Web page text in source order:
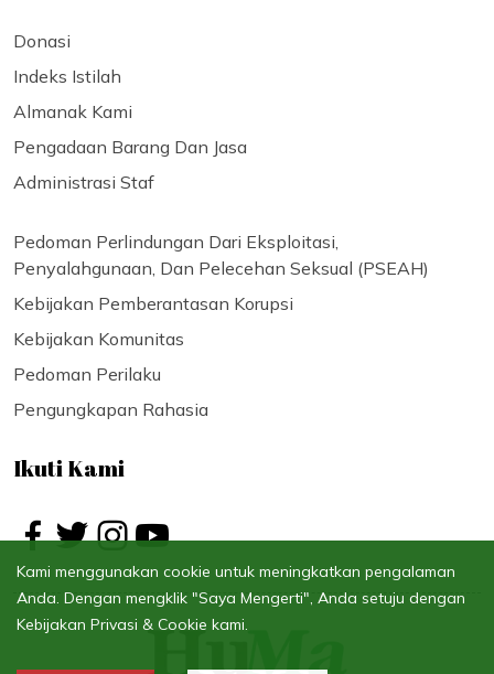
Donasi
Indeks Istilah
Almanak Kami
Pengadaan Barang Dan Jasa
Administrasi Staf
Pedoman Perlindungan Dari Eksploitasi,
Penyalahgunaan, Dan Pelecehan Seksual (PSEAH)
Kebijakan Pemberantasan Korupsi
Kebijakan Komunitas
Pedoman Perilaku
Pengungkapan Rahasia
Ikuti Kami
Kami menggunakan cookie untuk meningkatkan pengalaman
Anda. Dengan mengklik "Saya Mengerti", Anda setuju dengan
Kebijakan Privasi & Cookie kami.